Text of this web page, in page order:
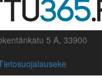
5 A, 33900